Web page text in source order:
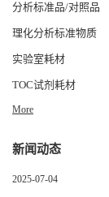
分析标准品/对照品
理化分析标准物质
实验室耗材
TOC试剂耗材
More
新闻动态
2025-07-04